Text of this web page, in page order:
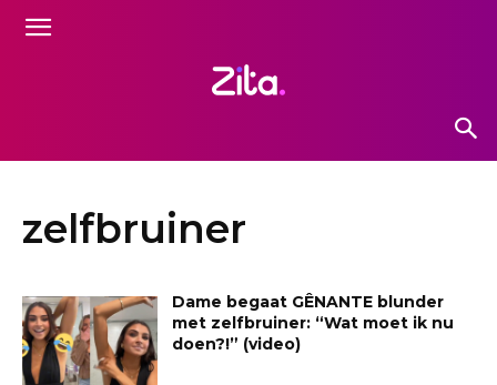
zelfbruiner
Dame begaat GÊNANTE blunder
met zelfbruiner: “Wat moet ik nu
doen?!” (video)